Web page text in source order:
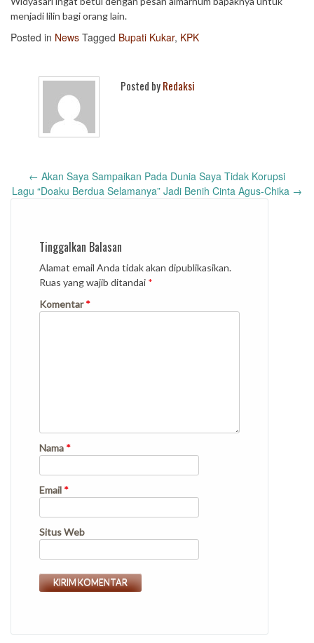
menjadi lilin bagi orang lain.
Posted in News Tagged Bupati Kukar, KPK
Posted byRedaksi
Post
navigation
← Akan Saya Sampaikan Pada Dunia Saya Tidak Korupsi
Lagu “Doaku Berdua Selamanya” Jadi Benih Cinta Agus-Chika →
Tinggalkan Balasan
Alamat email Anda tidak akan dipublikasikan.
Ruas yang wajib ditandai *
Komentar*
Nama *
Email *
Situs Web